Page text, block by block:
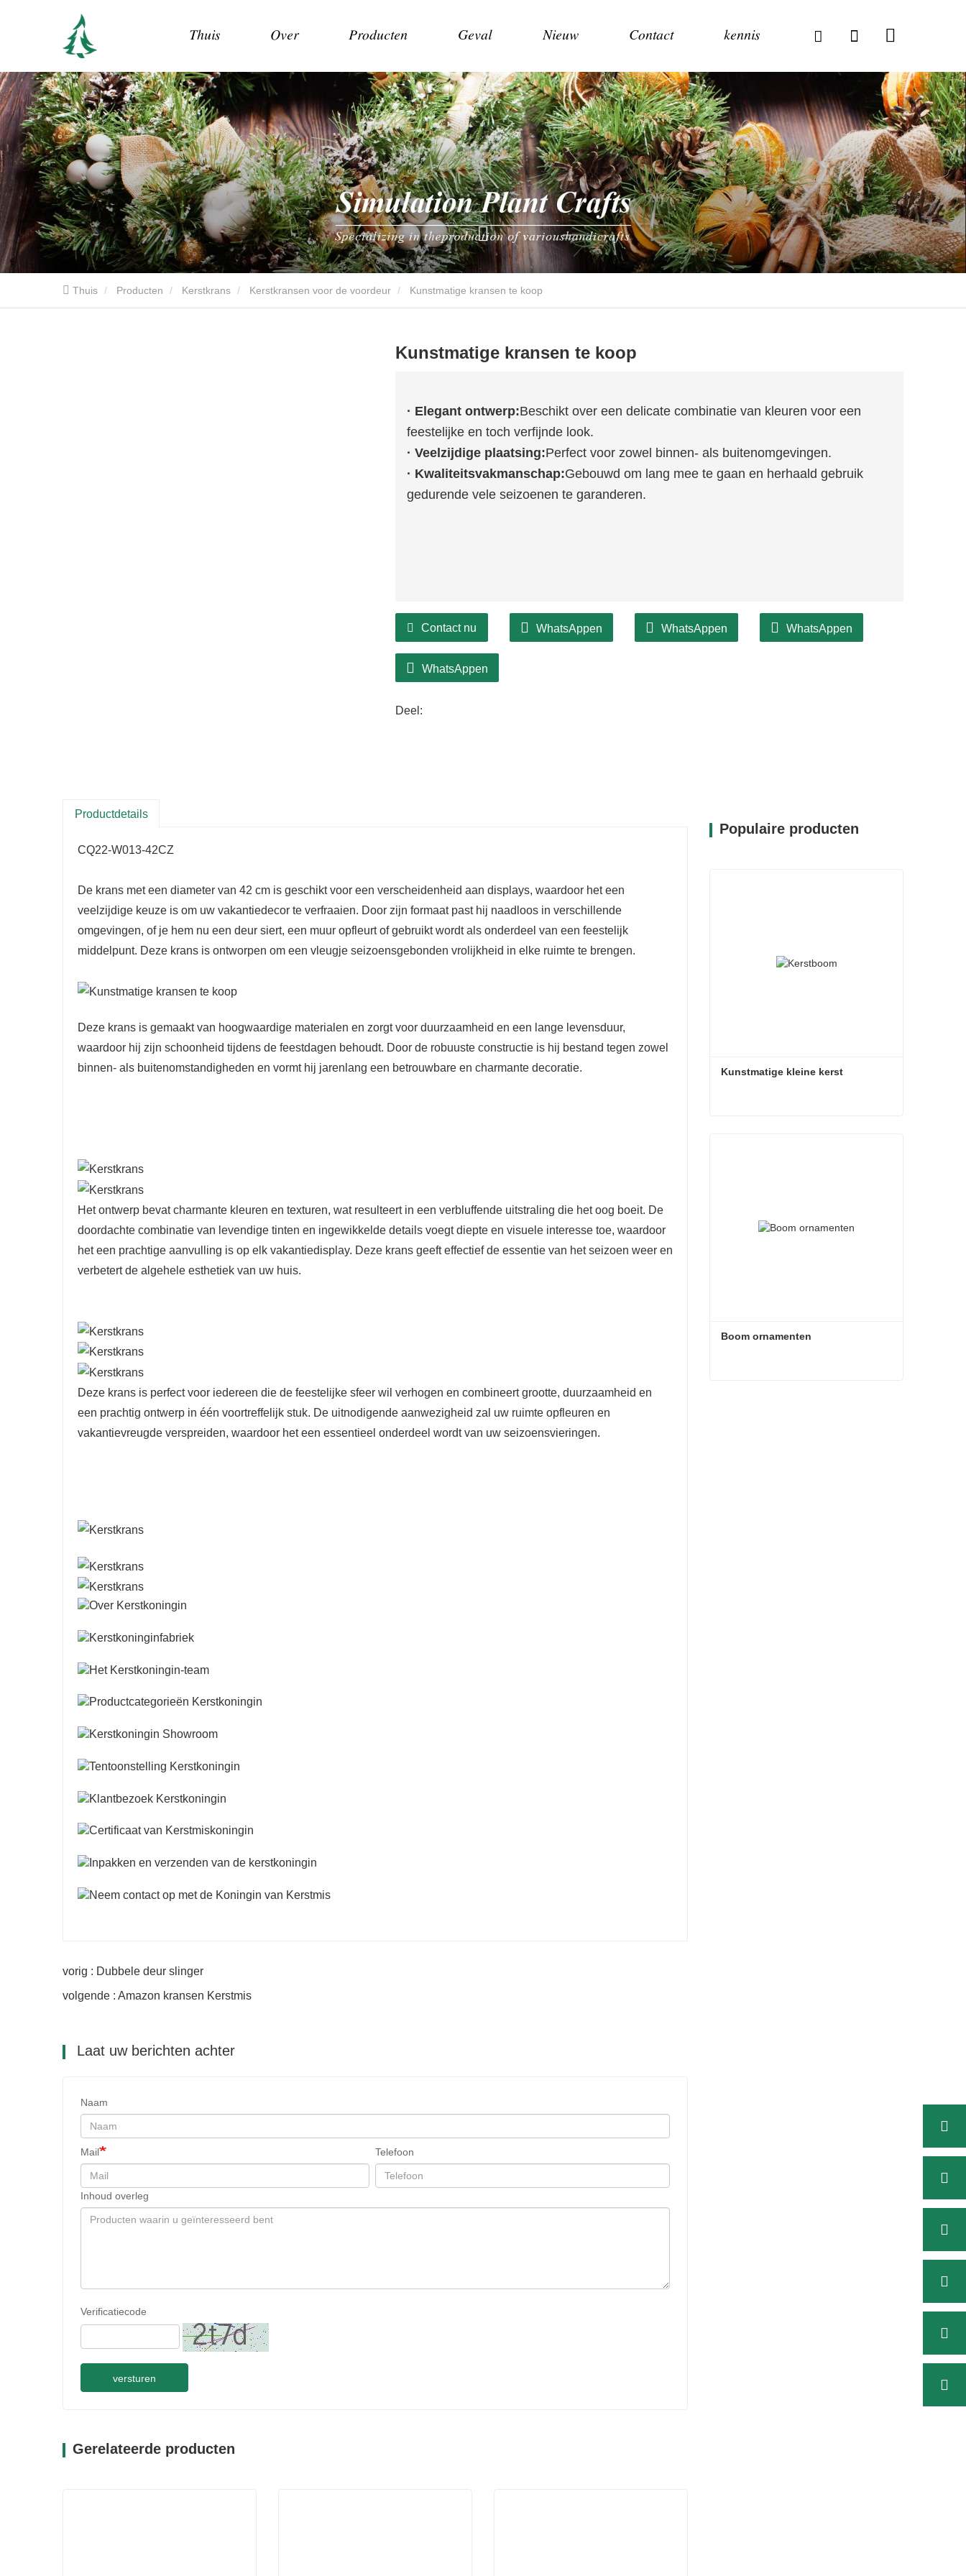
Thuis Over Producten Geval Nieuw Contact kennis
Thuis Producten Kerstkrans Kerstkransen voor de voordeur Kunstmatige kransen te koop
Kunstmatige kransen te koop
· Elegant ontwerp:Beschikt over een delicate combinatie van kleuren voor een
feestelijke en toch verfijnde look.
· Veelzijdige plaatsing:Perfect voor zowel binnen- als buitenomgevingen.
· Kwaliteitsvakmanschap:Gebouwd om lang mee te gaan en herhaald gebruik
gedurende vele seizoenen te garanderen.
Contact nu WhatsAppen WhatsAppen WhatsAppen
WhatsAppen
Deel:
Productdetails
CQ22-W013-42CZ
De krans met een diameter van 42 cm is geschikt voor een verscheidenheid aan displays, waardoor het een
veelzijdige keuze is om uw vakantiedecor te verfraaien. Door zijn formaat past hij naadloos in verschillende
omgevingen, of je hem nu een deur siert, een muur opfleurt of gebruikt wordt als onderdeel van een feestelijk
middelpunt. Deze krans is ontworpen om een ​​vleugje seizoensgebonden vrolijkheid in elke ruimte te brengen.
Deze krans is gemaakt van hoogwaardige materialen en zorgt voor duurzaamheid en een lange levensduur,
waardoor hij zijn schoonheid tijdens de feestdagen behoudt. Door de robuuste constructie is hij bestand tegen zowel
binnen- als buitenomstandigheden en vormt hij jarenlang een betrouwbare en charmante decoratie.
Het ontwerp bevat charmante kleuren en texturen, wat resulteert in een verbluffende uitstraling die het oog boeit. De
doordachte combinatie van levendige tinten en ingewikkelde details voegt diepte en visuele interesse toe, waardoor
het een prachtige aanvulling is op elk vakantiedisplay. Deze krans geeft effectief de essentie van het seizoen weer en
verbetert de algehele esthetiek van uw huis.
Deze krans is perfect voor iedereen die de feestelijke sfeer wil verhogen en combineert grootte, duurzaamheid en
een prachtig ontwerp in één voortreffelijk stuk. De uitnodigende aanwezigheid zal uw ruimte opfleuren en
vakantievreugde verspreiden, waardoor het een essentieel onderdeel wordt van uw seizoensvieringen.
vorig : Dubbele deur slinger
volgende : Amazon kransen Kerstmis
Laat uw berichten achter
Naam
Mail Telefoon
Inhoud overleg
Verificatiecode
versturen
Gerelateerde producten
Populaire producten
Kunstmatige kleine kerst
Boom ornamenten